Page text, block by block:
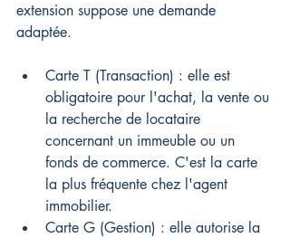
extension suppose une demande
adaptée.
Carte T (Transaction) : elle est
obligatoire pour l'achat, la vente ou
la recherche de locataire
concernant un immeuble ou un
fonds de commerce. C'est la carte
la plus fréquente chez l'agent
immobilier.
Carte G (Gestion) : elle autorise la